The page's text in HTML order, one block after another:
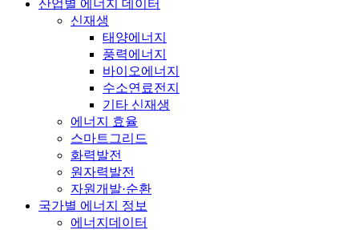
산업별 에너지 데이터
신재생
태양에너지
풍력에너지
바이오에너지
수소연료전지
기타 신재생
에너지 효율
스마트그리드
화력발전
원자력발전
자원개발·순환
국가별 에너지 정보
에너지데이터